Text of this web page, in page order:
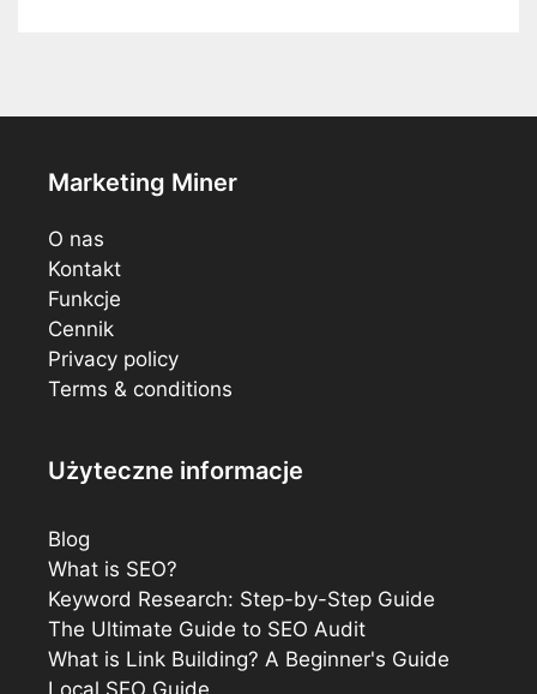
Marketing Miner
O nas
Kontakt
Funkcje
Cennik
Privacy policy
Terms & conditions
Użyteczne informacje
Blog
What is SEO?
Keyword Research: Step-by-Step Guide
The Ultimate Guide to SEO Audit
What is Link Building? A Beginner's Guide
Local SEO Guide